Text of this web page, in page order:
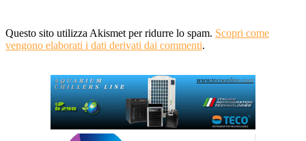
Questo sito utilizza Akismet per ridurre lo spam. Scopri come
vengono elaborati i dati derivati dai commenti.